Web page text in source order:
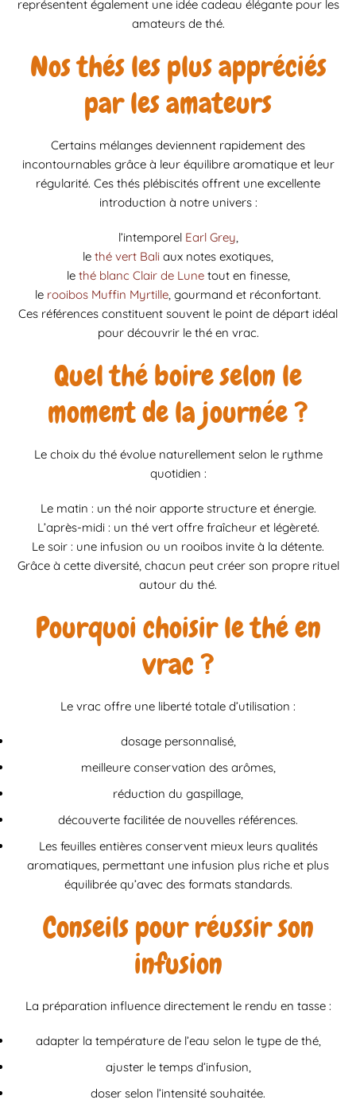
représentent également une idée cadeau élégante pour les
amateurs de thé.
Nos thés les plus appréciés
par les amateurs
Certains mélanges deviennent rapidement des
incontournables grâce à leur équilibre aromatique et leur
régularité. Ces thés plébiscités offrent une excellente
introduction à notre univers :
l’intemporel Earl Grey
le thé vert Bali aux notes exotiques,
le thé blanc Clair de Lunetout en finesse,
le rooibos Muffin Myrtille , gourmand et réconfortant.
Ces références constituent souvent le point de départ idéal
pour découvrir le thé en vrac.
Quel thé boire selon le
moment de la journée ?
Le choix du thé évolue naturellement selon le rythme
quotidien :
Le matin : un thé noir apporte structure et énergie.
L’après-midi : un thé vert offre fraîcheur et légèreté.
Le soir : une infusion ou un rooibos invite à la détente.
Grâce à cette diversité, chacun peut créer son propre rituel
autour du thé.
Pourquoi choisir le thé en
vrac ?
Le vrac offre une liberté totale d’utilisation :
dosage personnalisé,
meilleure conservation des arômes,
réduction du gaspillage,
découverte facilitée de nouvelles références.
Les feuilles entières conservent mieux leurs qualités
aromatiques, permettant une infusion plus riche et plus
équilibrée qu’avec des formats standards.
Conseils pour réussir son
infusion
La préparation influence directement le rendu en tasse :
adapter la température de l’eau selon le type de thé,
ajuster le temps d’infusion,
doser selon l’intensité souhaitée.